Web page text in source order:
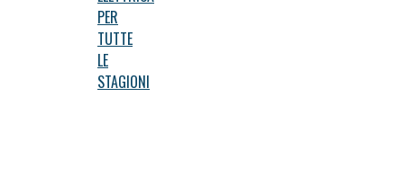
PER
TUTTE
LE
STAGIONI